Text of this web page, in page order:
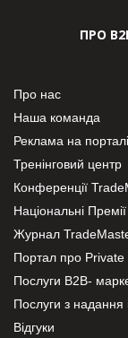
ПРО
Про нас
Наша команда
Реклама на порталі
Тренінговий центр
Конференції
Національні Премії
Журнал
Портал про Private
Послуги В2В-
Послуги з надання
Відгуки